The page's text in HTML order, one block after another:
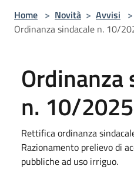
Home > Novità > Avvisi >
Ordinanza sindacale n. 10/
Ordinanza
n. 10/2025
Rettifica ordinanza
Razionamento prelievo di
pubbliche ad uso irriguo.